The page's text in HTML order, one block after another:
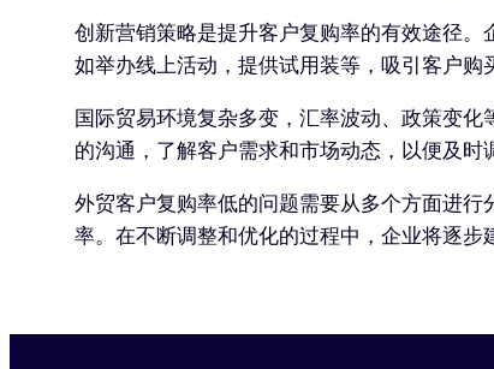
创新营销策略是提升客户复购率的有效途径
如举办线上活动，提供试用装等，吸引客户购
国际贸易环境复杂多变，汇率波动、政策变
的沟通，了解客户需求和市场动态，以便及时
外贸客户复购率低的问题需要从多个方面进
率。在不断调整和优化的过程中，企业将逐步